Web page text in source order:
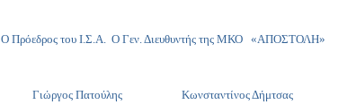
Ο Πρόεδρος του Ι.Σ.Α. Ο Γεν. Διευθυντής της ΜΚΟ «ΑΠΟΣΤΟΛΗ»
Γιώργος Πατούλης Κωνσταντίνος Δήμτσας